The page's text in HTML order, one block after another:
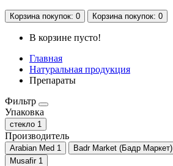
Корзина покупок: 0 Корзина покупок: 0
В корзине пусто!
Главная
Натуральная продукция
Препараты
Фильтр
Упаковка
стекло 1
Производитель
Arabian Med 1 Badr Market (Бадр Маркет)
Musafir 1